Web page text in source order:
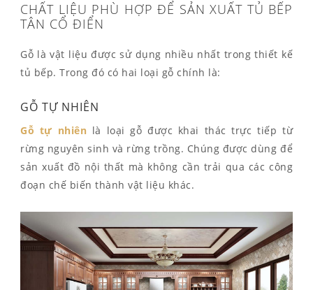
CHẤT LIỆU PHÙ HỢP ĐỂ SẢN XUẤT TỦ BẾP
TÂN CỔ ĐIỂN
Gỗ là vật liệu được sử dụng nhiều nhất trong thiết kế
tủ bếp. Trong đó có hai loại gỗ chính là:
GỖ TỰ NHIÊN
Gỗ tự nhiên là loại gỗ được khai thác trực tiếp từ
rừng nguyên sinh và rừng trồng. Chúng được dùng để
sản xuất đồ nội thất mà không cần trải qua các công
đoạn chế biến thành vật liệu khác.